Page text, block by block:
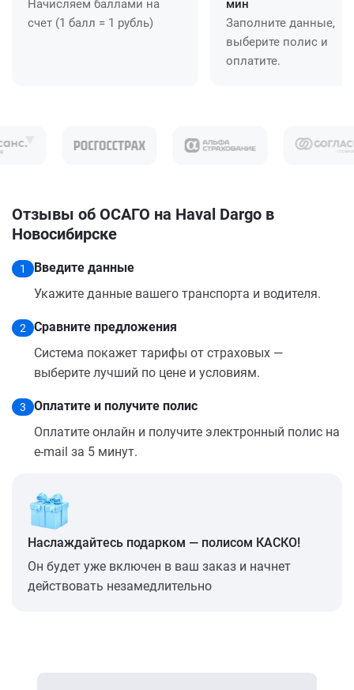
Начисляем баллами на
счет (1 балл = 1 рубль)
мин
Заполните данные,
выберите полис и
оплатите.
Отзывы об ОСАГО на Haval Dargo в
Новосибирске
1
Введите данные
Укажите данные вашего транспорта и водителя.
2
Сравните предложения
Система покажет тарифы от страховых —
выберите лучший по цене и условиям.
3
Оплатите и получите полис
Оплатите онлайн и получите электронный полис на
e-mail за 5 минут.
Наслаждайтесь подарком — полисом КАСКО!
Он будет уже включен в ваш заказ и начнет
действовать незамедлительно